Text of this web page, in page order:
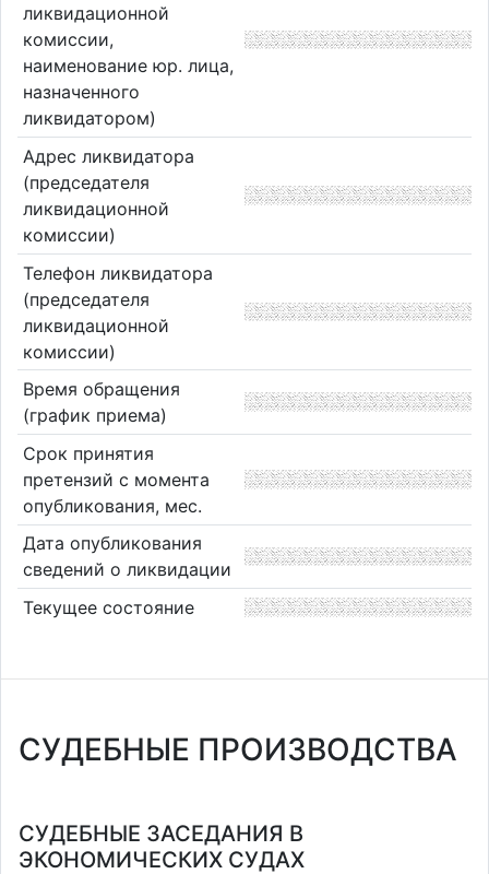
ликвидационной
комиссии,
наименование юр. лица,
назначенного
ликвидатором)
Адрес ликвидатора
(председателя
ликвидационной
комиссии)
Телефон ликвидатора
(председателя
ликвидационной
комиссии)
Время обращения
(график приема)
Срок принятия
претензий с момента
опубликования, мес.
Дата опубликования
сведений о ликвидации
Текущее состояние
СУДЕБНЫЕ ПРОИЗВОДСТВА
СУДЕБНЫЕ ЗАСЕДАНИЯ В
ЭКОНОМИЧЕСКИХ СУДАХ